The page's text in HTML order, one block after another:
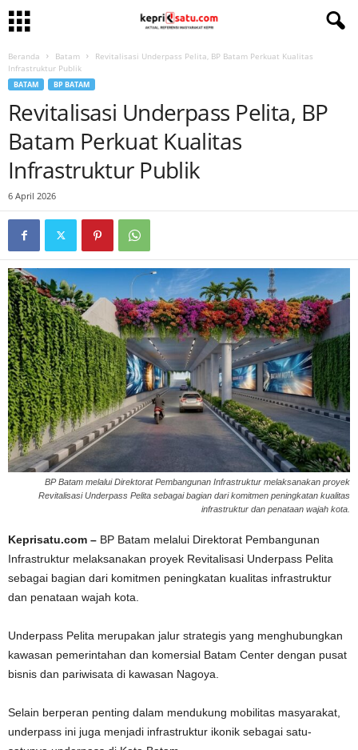
Beranda Batam
Revitalisasi Underpass Pelita, BP Batam Perkuat Kualitas
Infrastruktur Publik
BATAM BP BATAM
Revitalisasi Underpass Pelita, BP
Batam Perkuat Kualitas
Infrastruktur Publik
6 April 2026
BP Batam melalui Direktorat Pembangunan Infrastruktur melaksanakan proyek
Revitalisasi Underpass Pelita sebagai bagian dari komitmen peningkatan kualitas
infrastruktur dan penataan wajah kota.
Keprisatu.com – BP Batam melalui Direktorat Pembangunan
Infrastruktur melaksanakan proyek Revitalisasi Underpass Pelita
sebagai bagian dari komitmen peningkatan kualitas infrastruktur
dan penataan wajah kota.
Underpass Pelita merupakan jalur strategis yang menghubungkan
kawasan pemerintahan dan komersial Batam Center dengan pusat
bisnis dan pariwisata di kawasan Nagoya.
Selain berperan penting dalam mendukung mobilitas masyarakat,
underpass ini juga menjadi infrastruktur ikonik sebagai satu-